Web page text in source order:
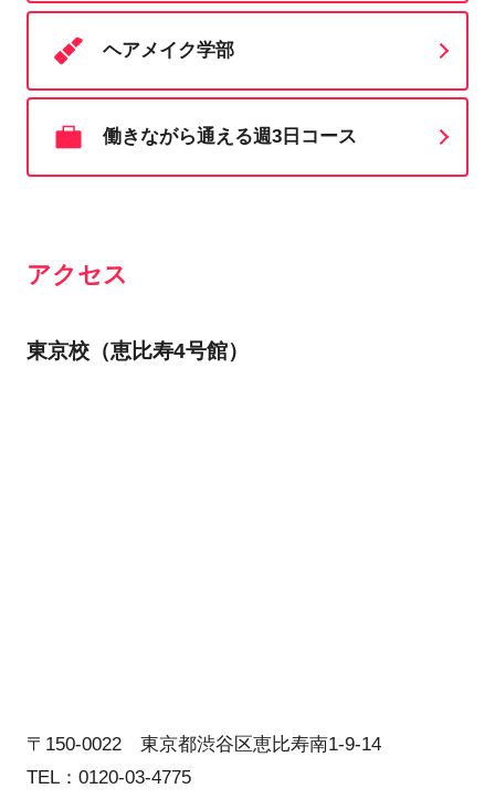
ヘアメイク学部
働きながら通える週3日コース
アクセス
東京校（恵比寿4号館）
〒150-0022 東京都渋谷区恵比寿南1-9-14
TEL：0120-03-4775